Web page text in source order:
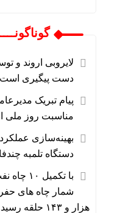
لایروبی اروند و
دست پیگیری است
پیام تبریک
مناسبت روز ملی
دستگاه تلمبه
با
شمار چاه های
هزار و ۱۴۳ حلقه رسید.